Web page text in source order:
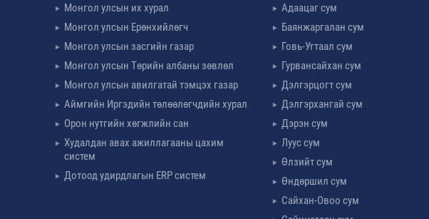
Монгол улсын их хурал
Монгол улсын Ерөнхийлөгч
Монгол улсын засгийн газар
Монгол улсын Төрийн албаны зөвлөл
Монгол улсын авилгатай тэмцэх газар
Аймгийн Иргэдийн төлөөлөгчдийн хурал
Орон нутгийн хөгжлийн сан
Худалдан авах ажиллагааны цахим
систем
Дотоод удирдлагын ERP систем
Адаацаг сум
Баянжаргалан сум
Говь-Угтаал сум
Гурвансайхан сум
Дэлгэрцогт сум
Дэлгэрхангай сум
Дэрэн сум
Луус сум
Өлзийт сум
Өндөршил сум
Сайхан-Овоо сум